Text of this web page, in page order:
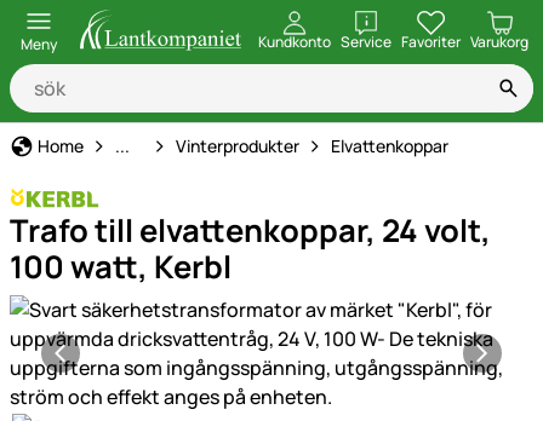
Meny Kundkonto ServiceöppnaFavoriter Varukorg
Home Hem, gård & stall
... Vinterprodukter Elvattenkoppar
Trafo till elvattenkoppar, 24 volt,
100 watt, Kerbl
Produktgaleri